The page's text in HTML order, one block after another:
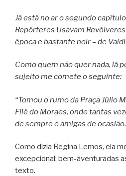
Já está no ar o segundo
Repórteres Usavam
época e bastante noir – de
Como quem não quer nada, lá
sujeito me comete o seguinte:
“Tomou o rumo da Praça Júlio
Filé do Moraes, onde tantas
de sempre e amigas de
Como dizia Regina Lemos, ela
excepcional: bem-aventuradas
texto.